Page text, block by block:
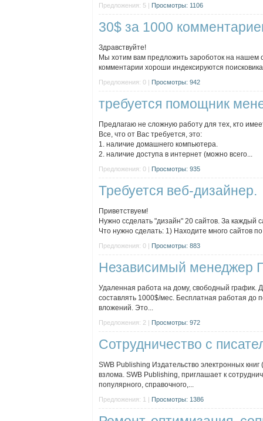
Предложения: 5 | Просмотры: 1106
30$ за 1000
Здравствуйте!
Мы хотим вам предложить зароботок на
комментарии хороши индексируются
Предложения: 0 | Просмотры: 942
требуется помощник
Предлагаю не сложную работу для тех, кто
Все, что от Вас требуется, это:
1. наличие домашнего компьютера.
2. наличие доступа в интернет (можно всего...
Предложения: 0 | Просмотры: 935
Требуется веб-дизайнер.
Приветствуем!
Нужно ссделать "дизайн" 20 сайтов. За каждый
Что нужно сделать: 1) Находите много сайтов
Предложения: 0 | Просмотры: 883
Независимый менеджер
Удаленная работа на дому, свободный график.
составлять 1000$/мес. Бесплатная работая до
вложений. Это...
Предложения: 2 | Просмотры: 972
Сотрудничество с
SWB Publishing Издательство электронных
взлома. SWB Publishing, приглашает к
популярного, справочного,...
Предложения: 1 | Просмотры: 1386